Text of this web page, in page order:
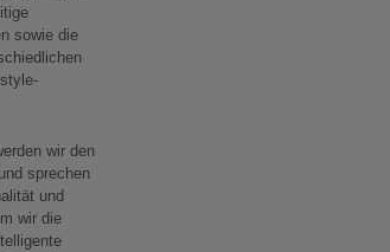
sowie die
wir den
sprechen
und
wir die